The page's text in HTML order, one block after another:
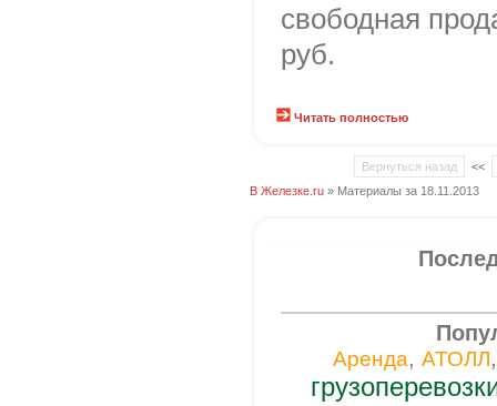
свободная
руб.
Читать полностью
Вернуться назад
<<
В Железке.ru » Материалы за 18.11.2013
Аренда, АТОЛЛ